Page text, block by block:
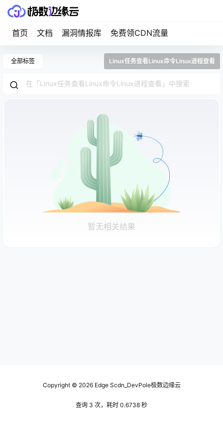
首页 文档 漏洞情报库 免费领CDN流量
全部标签 Linux任务查看Linux命令Linux进程查看
暂无相关结果
Copyright © 2026Edge Scdn_DevPole极数边缘云
查询 3 次，耗时 0.6738 秒